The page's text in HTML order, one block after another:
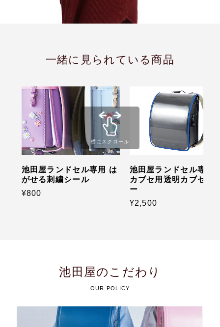
一緒に見られている商品
池田屋ランドセル専用 は
がせる刺繍シール
¥800
池田屋ランドセル専用
カブセ用透明カブセカ
ー
¥2,500
横にスクロール
池田屋のこだわり
OUR POLICY